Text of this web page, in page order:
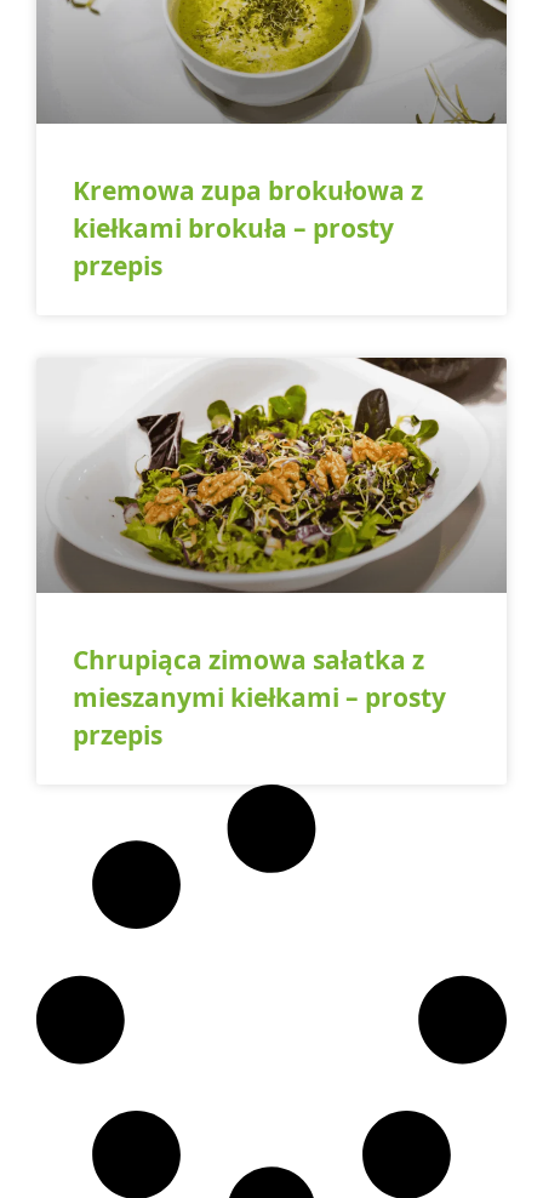
Kremowa zupa brokułowa z
kiełkami brokuła – prosty
przepis
Chrupiąca zimowa sałatka z
mieszanymi kiełkami – prosty
przepis